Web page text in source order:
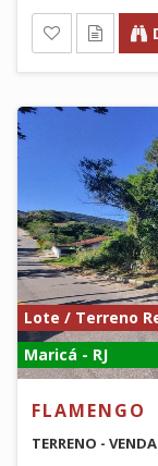
Lote / Terreno
Maricá - RJ
FLAMENGO
TERRENO -